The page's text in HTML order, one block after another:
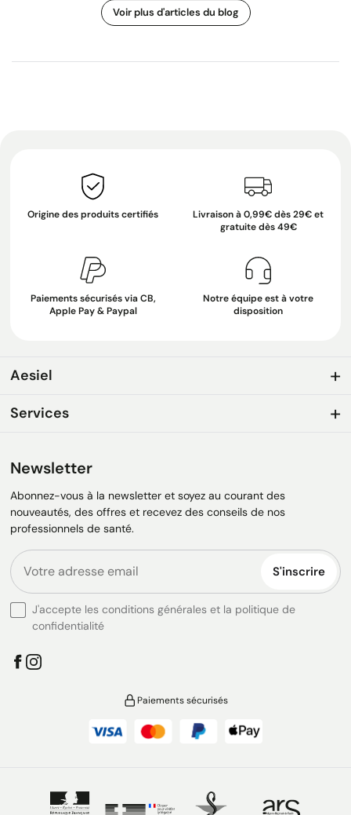
Voir plus d'articles du blog
Origine des produits certifiés
Livraison à 0,99€ dès 29€ et
gratuite dès 49€
Paiements sécurisés via CB,
Apple Pay & Paypal
Notre équipe est à votre
disposition
Aesiel
Services
Newsletter
Abonnez-vous à la newsletter et soyez au courant des
nouveautés, des offres et recevez des conseils de nos
professionnels de santé.
S'inscrire
J'accepte les conditions générales et la politique de
confidentialité
Paiements sécurisés